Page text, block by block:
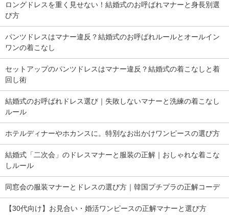
ロングドレスを重く見せない！結婚式のお呼ばれマナーと身長別選
び方
パンツドレスはマナー違反？結婚式のお呼ばれルールとオールイン
ワンの着こなし
セットアップのパンツドレスはマナー違反？結婚式の着こなしと着
回し術
結婚式のお呼ばれドレス選び｜失敗しないマナーと洗練の着こなし
ルール
ホテルディナーやホカンスに。特別なお出かけワンピースの選び方
結婚式「二次会」のドレスマナーと服装の正解｜おしゃれな着こな
しルール
同窓会の服装マナーとドレスの選び方｜韓国プチプラの正解コーデ
【30代向け】お見合い・婚活ワンピースの正解マナーと選び方